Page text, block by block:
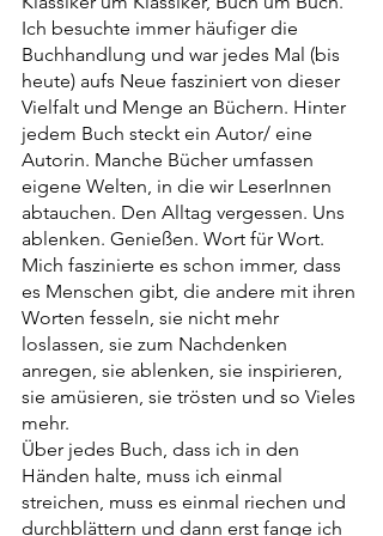
Ich besuchte immer häufiger die
Buchhandlung und war jedes Mal (bis
heute) aufs Neue fasziniert von dieser
Vielfalt und Menge an Büchern. Hinter
jedem Buch steckt ein Autor/ eine
Autorin. Manche Bücher umfassen
eigene Welten, in die wir LeserInnen
abtauchen. Den Alltag vergessen. Uns
ablenken. Genießen. Wort für Wort.
Mich faszinierte es schon immer, dass
es Menschen gibt, die andere mit ihren
Worten fesseln, sie nicht mehr
loslassen, sie zum Nachdenken
anregen, sie ablenken, sie inspirieren,
sie amüsieren, sie trösten und so Vieles
mehr.
Über jedes Buch, dass ich in den
Händen halte, muss ich einmal
streichen, muss es einmal riechen und
durchblättern und dann erst fange ich